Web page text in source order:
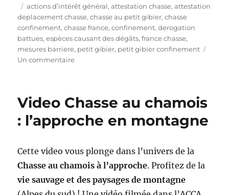
l
e
o
r
i
e
s
É
t
i
q
u
e
s
actions d’intérêt général,attestation chasse,attestation
deplacement chasse,chasse au petit gibier,chasse
confinement,chasse france,confinement,derogation
battues,espèces causant des dégâts,france chasse,
mesures barriere, petit gibier, petit gibier confinement
Un commentaires
t
e
a
t
i
Video Chasse au chamois
: l’approche en montagne
Cette video vous plonge dans l’univers de la
Chasse au chamois à l’approche. Profitez de la
vie sauvage et des paysages de montagne